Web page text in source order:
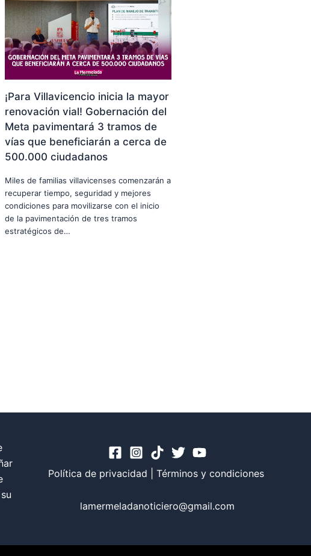
¡Para Villavicencio inicia la mayor
renovación vial! Gobernación del
Meta pavimentará 3 tramos de
vías que beneficiarán a cerca de
500.000 ciudadanos
Miles de familias villavicenses comenzarán a
recuperar tiempo, seguridad y mejores
condiciones para movilizarse con el inicio
de la pavimentación de tres tramos
estratégicos de…
Política de privacidad Términos y condiciones
lamermeladanoticiero@gmail.com